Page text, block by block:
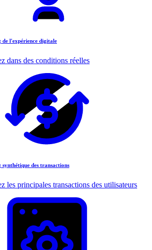
l'expérience digitale
dans des conditions réelles
des transactions
les principales transactions des utilisateurs